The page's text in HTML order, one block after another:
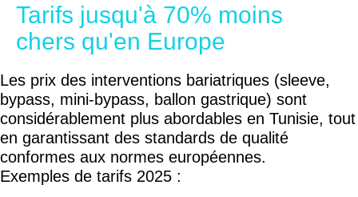
Tarifs jusqu'à 70% moins
chers qu'en Europe
Les prix des interventions bariatriques (sleeve,
bypass, mini-bypass, ballon gastrique) sont
considérablement plus abordables en Tunisie, tout
en garantissant des standards de qualité
conformes aux normes européennes.
Exemples de tarifs 2025 :